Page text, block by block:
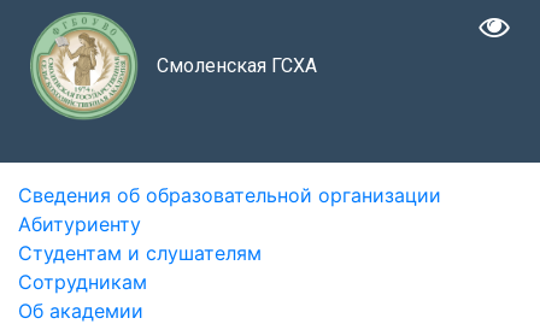
Смоленская ГСХА
Сведения об образовательной организации
Абитуриенту
Студентам и слушателям
Сотрудникам
Об академии